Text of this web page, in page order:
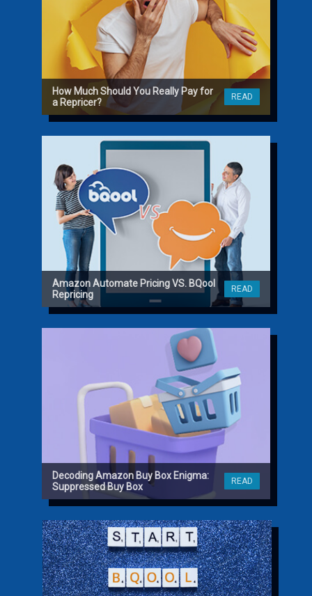
How Much Should You Really Pay for
a Repricer?
READ
Amazon Automate Pricing VS. BQool
Repricing
READ
Decoding Amazon Buy Box Enigma:
Suppressed Buy Box
READ